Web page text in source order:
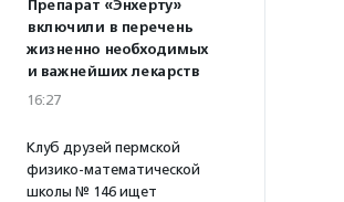
Препарат «Энхерту»
включили в перечень
жизненно необходимых
и важнейших лекарств
16:27
Клуб друзей пермской
физико-математической
школы № 146 ищет